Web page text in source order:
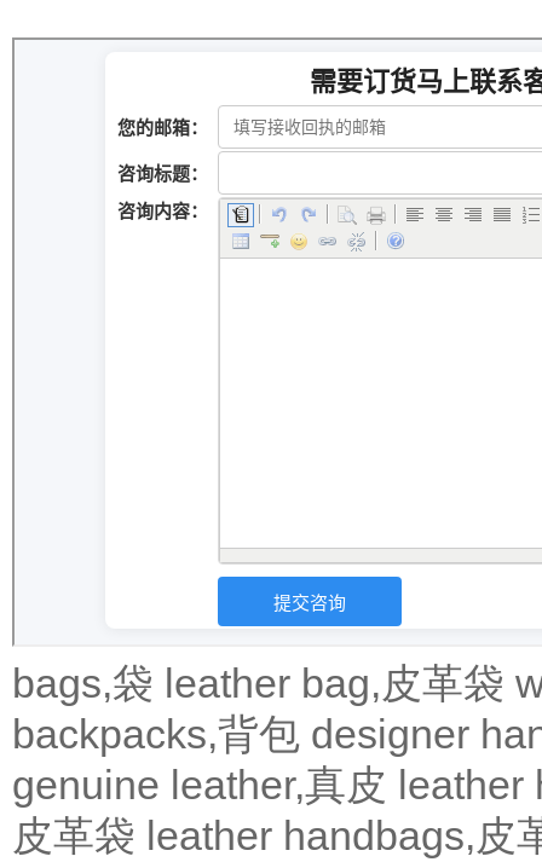
bags,袋 leather bag,皮革袋
backpacks,背包 designer
genuine leather,真皮 leather
皮革袋 leather handbags,皮